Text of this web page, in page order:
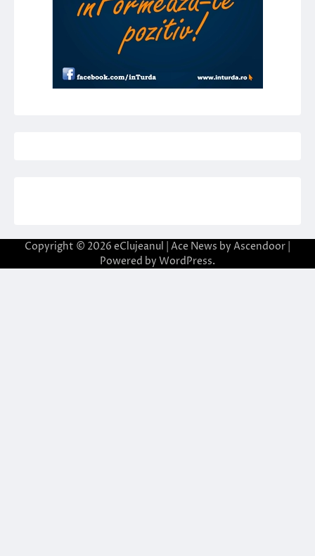
Copyright © 2026 eClujeanul | Ace News by Ascendoor
Powered by WordPress.